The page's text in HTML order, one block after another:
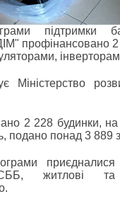
підтримки
профінансовано 2
Міністерство
2 228 будинки,
подано понад 3 889
житлові та